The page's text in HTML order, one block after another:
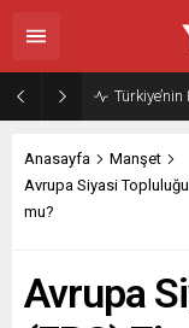
Gazze’nin
Anasayfa
Manşet
Avrupa Siyasi
mu?
Avrupa